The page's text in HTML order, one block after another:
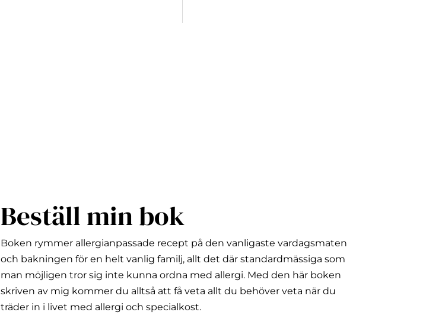
Beställ min bok
Boken rymmer allergianpassade recept på den vanligaste vardagsmaten
och bakningen för en helt vanlig familj, allt det där standardmässiga som
man möjligen tror sig inte kunna ordna med allergi. Med den här boken
skriven av mig kommer du alltså att få veta allt du behöver veta när du
träder in i livet med allergi och specialkost.